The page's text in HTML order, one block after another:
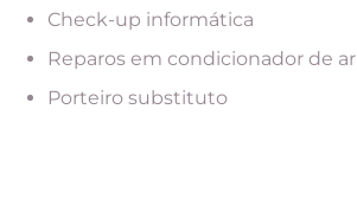
Check-up informática
Reparos em condicionador de ar
Porteiro substituto